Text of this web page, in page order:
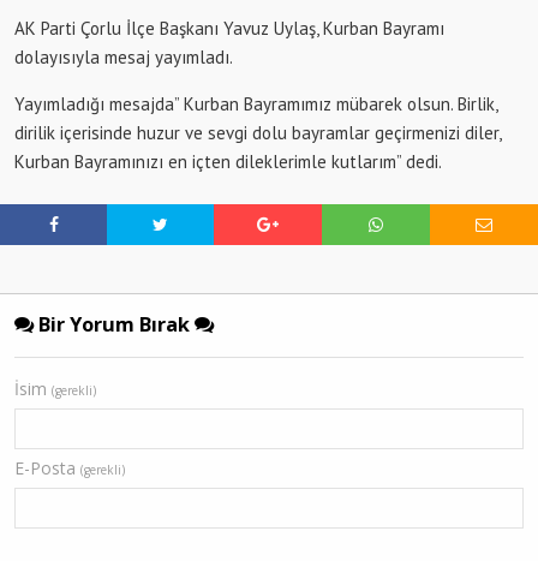
AK Parti Çorlu İlçe Başkanı Yavuz Uylaş, Kurban Bayramı
dolayısıyla mesaj yayımladı.
Yayımladığı mesajda” Kurban Bayramımız mübarek olsun. Birlik,
dirilik içerisinde huzur ve sevgi dolu bayramlar geçirmenizi diler,
Kurban Bayramınızı en içten dileklerimle kutlarım” dedi.
Bir Yorum Bırak
İsim (gerekli)
E-Posta (gerekli)